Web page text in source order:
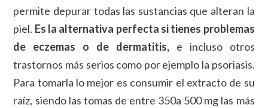
permite depurar todas las sustancias que alteran la
piel. Es la alternativa perfecta si tienes problemas
de eczemas o de dermatitis,e incluso otros
trastornos más serios como por ejemplo la psoriasis.
Para tomarla lo mejor es consumir el extracto de su
raíz, siendo las tomas de entre 350a 500 mg las más